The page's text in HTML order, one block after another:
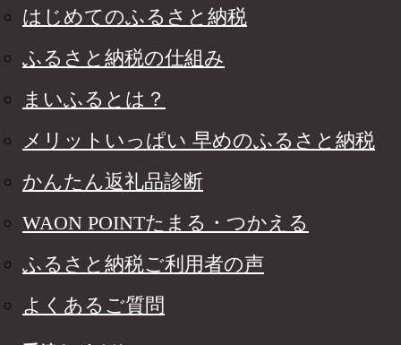
はじめてのふるさと納税
ふるさと納税の仕組み
まいふるとは？
メリットいっぱい 早めのふるさと納税
かんたん返礼品診断
WAON POINTたまる・つかえる
ふるさと納税ご利用者の声
よくあるご質問